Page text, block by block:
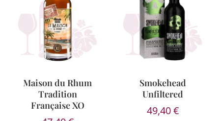
Maison du Rhum
Tradition
Française XO
Smokehead
Unfiltered
49,40€